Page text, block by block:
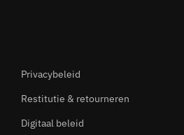
Privacybeleid
Restitutie & retourneren
Digitaal beleid